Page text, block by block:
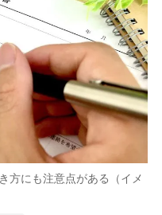
方にも注意点がある（イメ